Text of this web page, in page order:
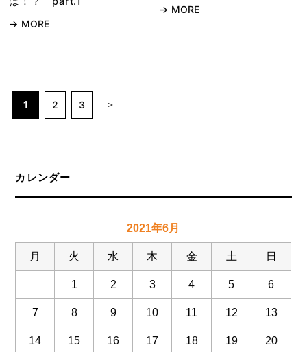
カレンダー
2021年6月
月 火 水 木 金 土 日
1 2 3 4 5 6
7 8 9 10 11 12 13
14 15 16 17 18 19 20
MORE
MORE
1 2 3